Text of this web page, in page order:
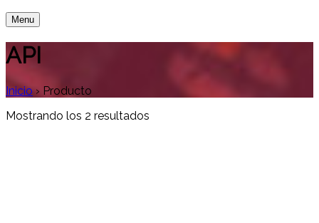
Menu
API
Inicio› Producto
Mostrando los 2 resultados